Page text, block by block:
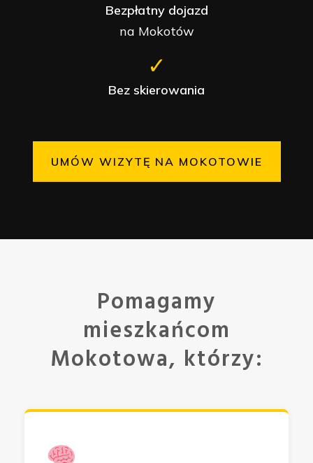
Bezpłatny dojazd
na Mokotów
✓
Bez skierowania
UMÓW WIZYTĘ NA MOKOTOWIE
Pomagamy
mieszkańcom
Mokotowa, którzy: